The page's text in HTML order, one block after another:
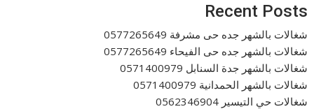
Recent Posts
شغالات بالشهر جده حى مشرفة 0577265649
شغالات بالشهر جده حى الفيحاء 0577265649
شغالات بالشهر جدة السنابل 0571400979
شغالات بالشهر الحمدانية 0571400979
شغالات حي التيسير 0562346904